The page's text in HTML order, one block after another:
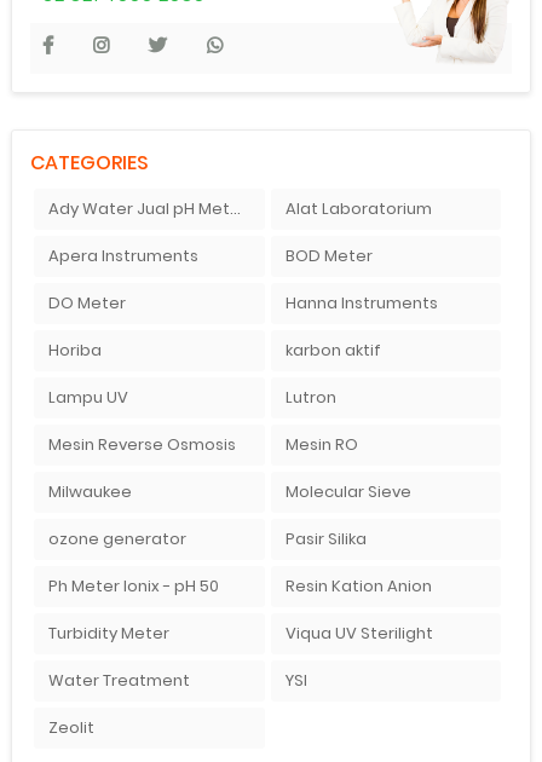
CATEGORIES
Ady Water Jual pH Meter Murah Alat Laboratorium
Apera Instruments BOD Meter
DO Meter Hanna Instruments
Horiba karbon aktif
Lampu UV Lutron
Mesin Reverse Osmosis Mesin RO
Milwaukee Molecular Sieve
ozone generator Pasir Silika
Ph Meter Ionix - pH 50 Resin Kation Anion
Turbidity Meter Viqua UV Sterilight
Water Treatment YSI
Zeolit